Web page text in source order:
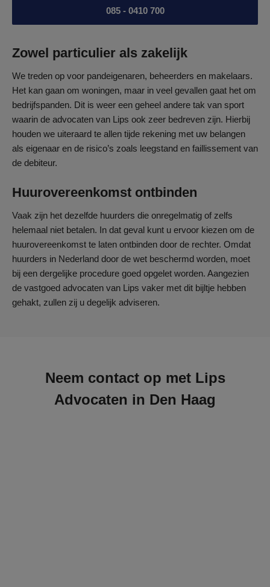
085 - 0410 700
Zowel particulier als zakelijk
We treden op voor pandeigenaren, beheerders en makelaars.
Het kan gaan om woningen, maar in veel gevallen gaat het om
bedrijfspanden. Dit is weer een geheel andere tak van sport
waarin de advocaten van Lips ook zeer bedreven zijn. Hierbij
houden we uiteraard te allen tijde rekening met uw belangen
als eigenaar en de risico’s zoals leegstand en faillissement van
de debiteur.
Huurovereenkomst ontbinden
Vaak zijn het dezelfde huurders die onregelmatig of zelfs
helemaal niet betalen. In dat geval kunt u ervoor kiezen om de
huurovereenkomst te laten ontbinden door de rechter. Omdat
huurders in Nederland door de wet beschermd worden, moet
bij een dergelijke procedure goed opgelet worden. Aangezien
de vastgoed advocaten van Lips vaker met dit bijltje hebben
gehakt, zullen zij u degelijk adviseren.
Neem contact op met Lips
Advocaten in Den Haag